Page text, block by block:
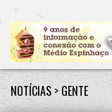
NOTÍCIAS > GENTE